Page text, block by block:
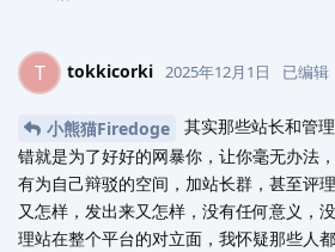
T tokkicorki 2025年12月1日 已编辑
小熊猫Firedoge
其实那些站长和管
错就是为了好好的网暴你，让你毫无办法
有为自己辩驳的空间，加站长群，甚至评
又怎样，发出来又怎样，没有任何意义，
理站在整个平台的对立面，我怀疑那些人